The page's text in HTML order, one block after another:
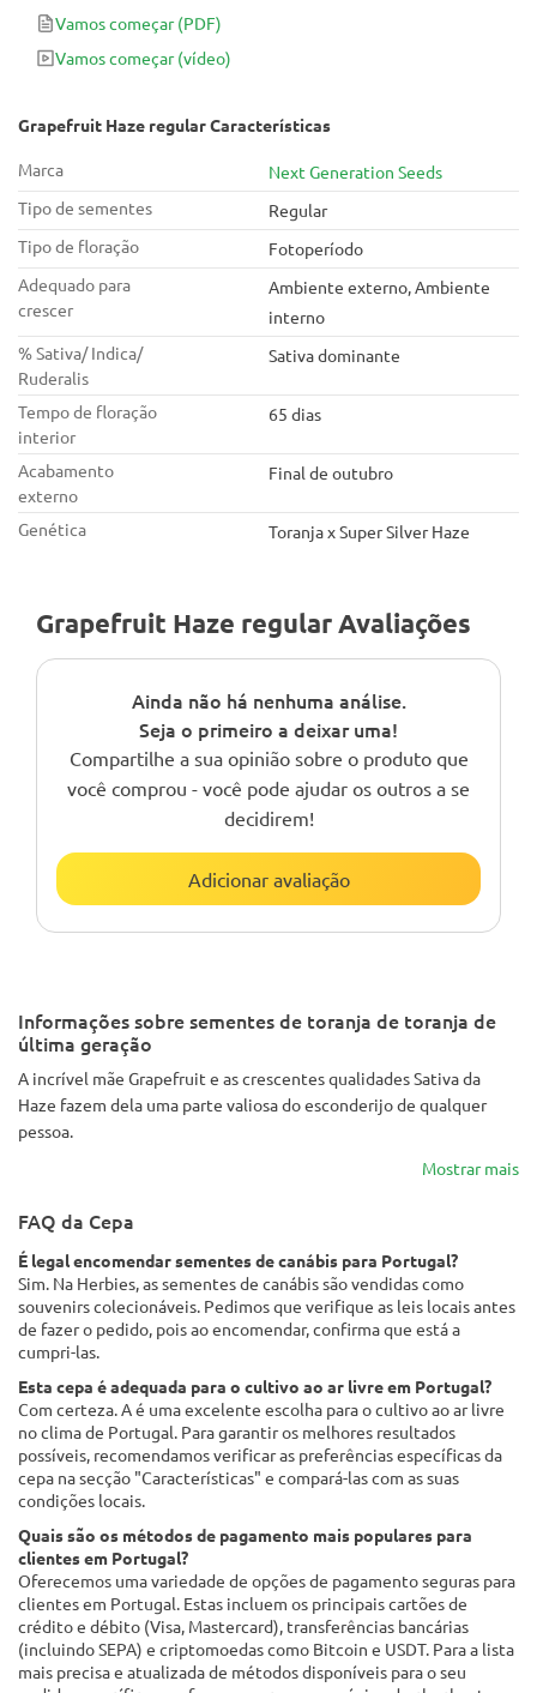
Vamos começar (PDF)
Vamos começar(vídeo)
Grapefruit Haze regular Características
Marca
Next Generation Seeds
Tipo de sementes
Regular
Tipo de floração
Fotoperíodo
Adequado para
crescer
Ambiente externo, Ambiente
interno
% Sativa/ Indica/
Ruderalis
Sativa dominante
Tempo de floração
interior
65 dias
Acabamento
externo
Final de outubro
Genética Toranja x Super Silver Haze
Grapefruit Haze regular Avaliações
Ainda não há nenhuma análise.
Seja o primeiro a deixar uma!
Compartilhe a sua opinião sobre o produto que
você comprou - você pode ajudar os outros a se
decidirem!
Adicionar avaliação
Informações sobre sementes de toranja de toranja de
última geração
A incrível mãe Grapefruit e as crescentes qualidades Sativa da
Haze fazem dela uma parte valiosa do esconderijo de qualquer
pessoa.
Mostrar mais
FAQ da Cepa
É legal encomendar sementes de canábis para Portugal?
Sim. Na Herbies, as sementes de canábis são vendidas como
souvenirs colecionáveis. Pedimos que verifique as leis locais antes
de fazer o pedido, pois ao encomendar, confirma que está a
cumpri-las.
Esta cepa é adequada para o cultivo ao ar livre em Portugal?
Com certeza. A é uma excelente escolha para o cultivo ao ar livre
no clima de Portugal. Para garantir os melhores resultados
possíveis, recomendamos verificar as preferências específicas da
cepa na secção "Características" e compará-las com as suas
condições locais.
Quais são os métodos de pagamento mais populares para
clientes em Portugal?
Oferecemos uma variedade de opções de pagamento seguras para
clientes em Portugal. Estas incluem os principais cartões de
crédito e débito (Visa, Mastercard), transferências bancárias
(incluindo SEPA) e criptomoedas como Bitcoin e USDT. Para a lista
mais precisa e atualizada de métodos disponíveis para o seu